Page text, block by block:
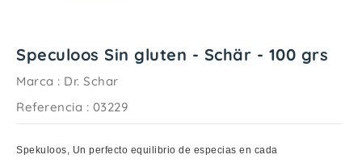
Speculoos Sin gluten - Schär - 100 grs
Marca : Dr. Schar
Referencia : 03229
Spekuloos, Un perfecto equilibrio de especias en cada